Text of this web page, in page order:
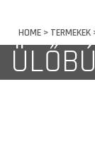
HOME > TERMEKEK